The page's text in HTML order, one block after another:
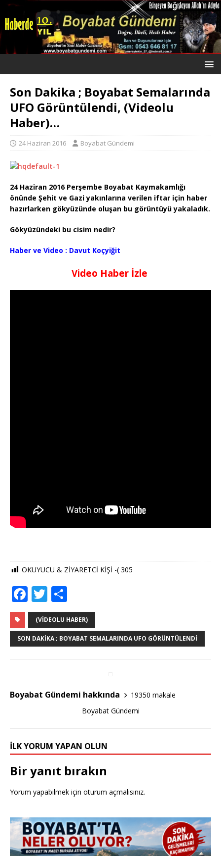
Son Dakika ; Boyabat Semalarında
UFO Görüntülendi, (Videolu
Haber)…
24 Haziran 2016 Boyabat Gündemi
24 Haziran 2016 Perşembe Boyabat Kaymakamlığı
önünde Şehit ve Gazi yakınlarına verilen iftar için haber
hazırlarken gökyüzünde oluşan bu görüntüyü yakaladık.
Gökyüzündeki bu cisim nedir?
Haber ve Video : Davut Koçyiğit
Video Haber İzle
OKUYUCU & ZİYARETCİ KİŞİ -( 305
F
a
c
e
o
k
T
w
it
te
h
ar
e
(VIDEOLU HABER)
SON DAKIKA ; BOYABAT SEMALARINDA UFO GÖRÜNTÜLENDI
Boyabat Gündemi hakkında
19350 makale
Boyabat Gündemi
İLK YORUM YAPAN OLUN
Bir yanıt bırakın
Yorum yapabilmek için oturum açmalısınız.